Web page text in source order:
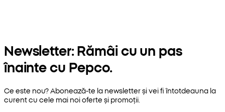
Newsletter: Rămâi cu un pas
înainte cu Pepco.
Ce este nou? Abonează-te la newsletter și vei fi întotdeauna la
curent cu cele mai noi oferte și promoții.